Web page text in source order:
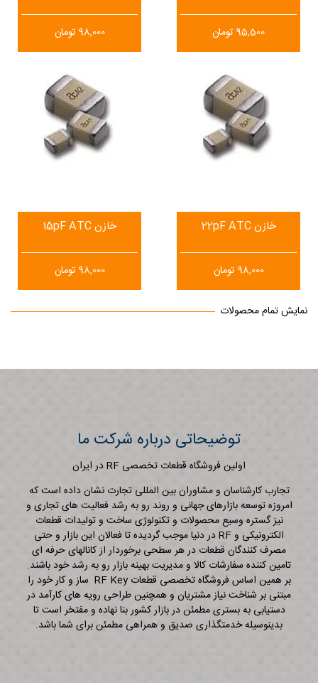
95,500 تومان 98,000 تومان
خازن 22pF ATC
98,000 تومان
خازن 15pF ATC
98,000 تومان
نمایش تمام محصولات
توضیحاتی درباره شرکت ما
اولین فروشگاه قطعات تخصصی RF در ایران
تجارب کارشناسان و مشاوران بین المللی تجارت نشان داده است که
امروزه توسعه بازارهای جهانی و روند رو به رشد فعالیت های تجاری و
نیز گستره وسیع محصولات و تکنولوژی ساخت و تولیدات قطعات
الکترونیکی و RF در دنیا موجب گردیده تا فعالان این بازار و حتی
مصرف کنندگان قطعات در هر سطحی برخوردار از کانالهای حرفه ای
تامین کننده سفارشات کالا و مدیریت بهینه بازار رو به رشد خود باشند.
بر همین اساس فروشگاه تخصصی قطعات RF Key ساز و کار خود را
مبتنی بر شناخت نیاز مشتریان و همچنین طراحی رویه های کارآمد در
دستیابی به بستری مطمئن در بازار کشور بنا نهاده و مفتخر است تا
بدینوسیله خدمتگذاری صدیق و همراهی مطمئن برای شما باشد.